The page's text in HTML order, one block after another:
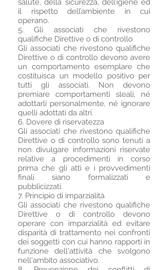
salute, della sicurezza, dell’igiene ed
il rispetto dell’ambiente in cui
operano.
5. Gli associati che rivestono
qualifiche Direttive o di controllo
Gli associati che rivestono qualifiche
Direttive o di controllo devono avere
un comportamento esemplare che
costituisca un modello positivo per
tutti gli associati. Non devono
premiare comportamenti sleali, né
adottarli personalmente, né ignorare
quelli adottati da altri.
6. Dovere di riservatezza
Gli associati che rivestono qualifiche
Direttive o di controllo sono tenuti a
non divulgare informazioni riservate
relative a procedimenti in corso
prima che gli atti e i provvedimenti
finali siano formalizzati e
pubblicizzati.
7. Principio di imparzialità
Gli associati che rivestono qualifiche
Direttive o di controllo devono
operare con imparzialità ed evitare
disparità di trattamento nei confronti
dei soggetti con cui hanno rapporti in
funzione dell'attività che svolgono
nell'ambito associativo.